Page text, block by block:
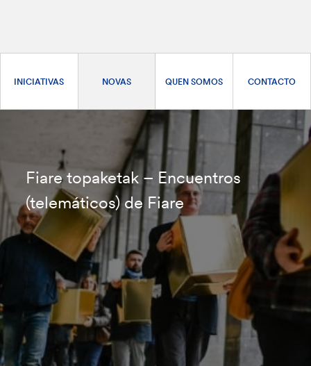
INICIATIVAS NOVAS QUEN SOMOS CONTACTO
Fiare topaketak – Encuentros
(telemáticos) de Fiare